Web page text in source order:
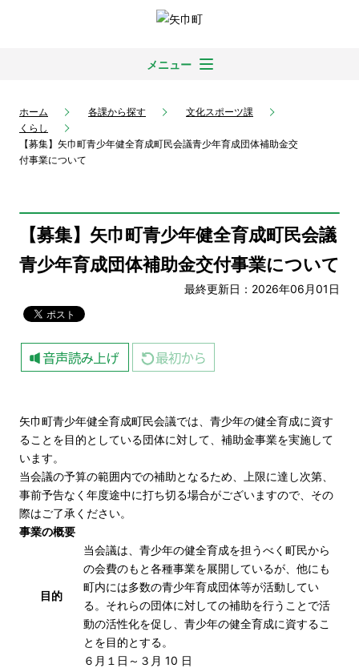
メニュー
ホーム 各課から探す
文化スポーツ課
くらし
【募集】矢巾町青少年健全育成町民会議青少年育成団体補助金交
付事業について
【募集】矢巾町青少年健全育成町民会議
青少年育成団体補助金交付事業について
最終更新日：2026年06月01日
矢巾町青少年健全育成町民会議では、青少年の健全育成に資す
ることを目的としている団体に対して、補助金事業を実施して
います。
当会議の予算の範囲内での補助となるため、上限に達し次第、
事前予告なく年度途中に打ち切る場合がございますので、その
際はご了承ください。
事業の概要
目的
当会議は、青少年の健全育成を担うべく町民から
の会費のもと各種事業を展開しているが、他にも
町内には多数の青少年育成団体等が活動してい
る。それらの団体に対しての補助を行うことで活
動の活性化を促し、青少年の健全育成に資するこ
とを目的とする。
６月１日～３月 10 日